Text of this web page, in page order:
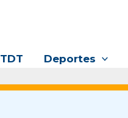
TDT Deportes